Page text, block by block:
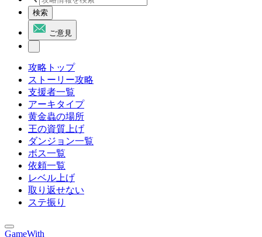
検索
ご意見
攻略トップ
ストーリー攻略
支援者一覧
アーキタイプ
黄金蟲の場所
王の資質上げ
ダンジョン一覧
ボス一覧
依頼一覧
レベル上げ
取り返せない
ステ振り
GameWith